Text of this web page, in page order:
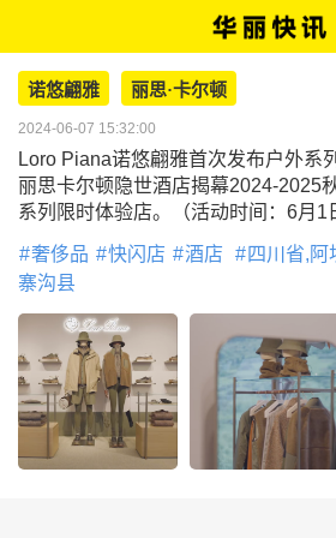
诺悠翩雅 丽思·卡尔顿
2024-06-07 15:32:00
Loro Piana诺悠翩雅首次发布户外系
丽思卡尔顿隐世酒店揭幕2024-2025
系列限时体验店。（活动时间：6月1
奢侈品 快闪店 酒店
四川省,阿
寨沟县